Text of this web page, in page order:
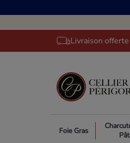
Livraison
Foie Gras